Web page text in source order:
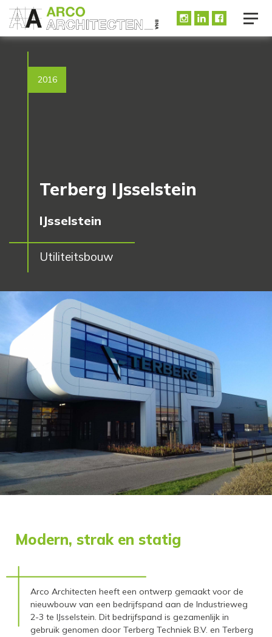
2016
Terberg IJsselstein
IJsselstein
Utiliteitsbouw
Modern, strak en statig
Arco Architecten heeft een ontwerp gemaakt voor de
nieuwbouw van een bedrijfspand aan de Industrieweg
2-3 te IJsselstein. Dit bedrijfspand is gezamenlijk in
gebruik genomen door Terberg Techniek B.V. en Terberg